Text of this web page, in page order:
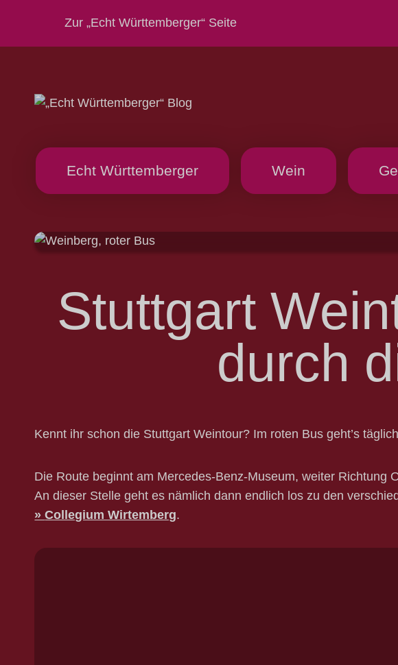
Zur „Echt Württemberger“ Seite
Echt Württemberger Wein
Stuttgart
durch
Kennt ihr schon die Stuttgart Weintour? Im roten Bus geht’s
Die Route beginnt am Mercedes-Benz-Museum, weiter Richtung
An dieser Stelle geht es nämlich dann endlich los zu den
Collegium Wirtemberg.